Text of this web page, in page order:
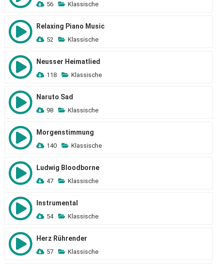
56 Klassische
Relaxing Piano Music
52 Klassische
Neusser Heimatlied
118 Klassische
Naruto Sad
98 Klassische
Morgenstimmung
140 Klassische
Ludwig Bloodborne
47 Klassische
Instrumental
54 Klassische
Herz Rührender
57 Klassische